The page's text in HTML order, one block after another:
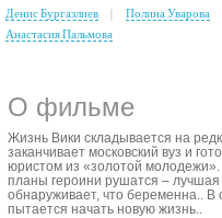
Денис Бургазлиев
Полина Уварова
Анастасия Пальмова
О фильме
Жизнь Вики складывается на
заканчивает московский вуз и
юристом из «золотой
планы героини рушатся –
обнаруживает, что беременна..
пытается начать новую жизнь..